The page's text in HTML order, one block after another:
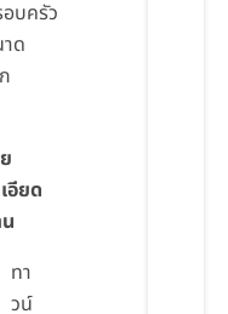
บครัว
ด
อียด
ทา
วน์